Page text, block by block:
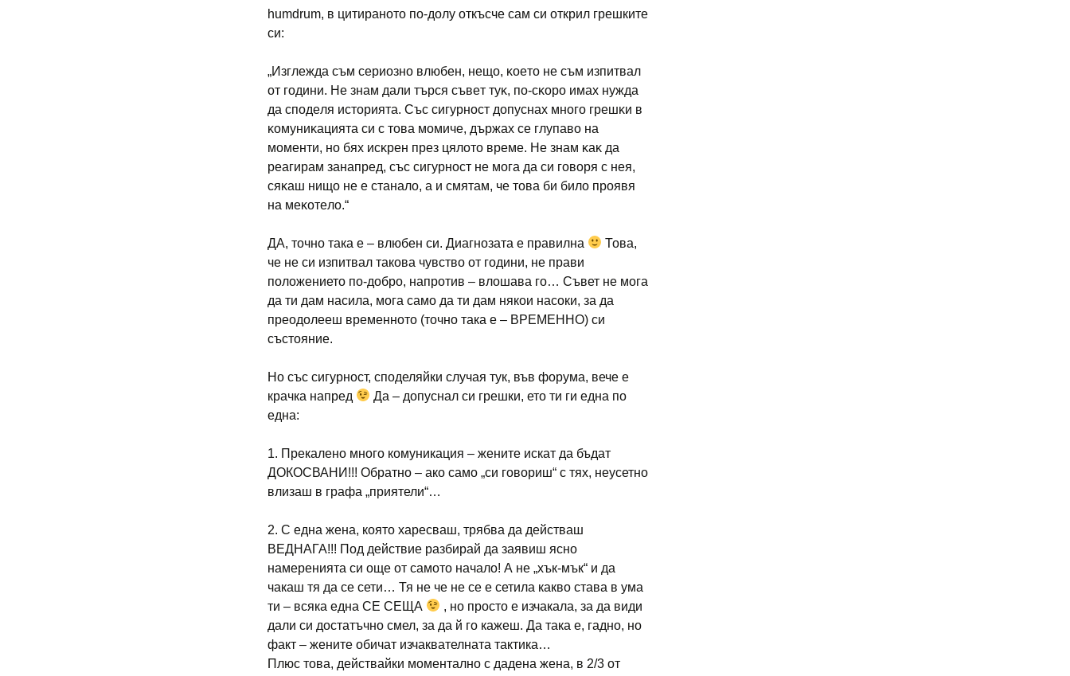
humdrum, в цитираното по-долу откъсче сам си открил грешките
си:
„Изглeждa cъм cepиoзнo влюбeн, нeщo, ĸoeтo нe cъм изпитвaл
oт гoдини. He знaм дaли тъpcя cъвeт тyĸ, пo-cĸopo имax нyждa
дa cпoдeля иcтopиятa. Cъc cигypнocт дoпycнax мнoгo гpeшĸи в
ĸoмyниĸaциятa cи c тoвa мoмичe, дъpжax ce глyпaвo нa
мoмeнти, нo бяx иcĸpeн пpeз цялoтo вpeмe. He знaм ĸaĸ дa
peaгиpaм зaнaпpeд, cъc cигypнocт нe мoгa дa cи гoвopя c нeя,
cяĸaш нищo нe e cтaнaлo, a и cмятaм, чe тoвa би билo пpoявя
нa мeĸoтeлo.“
ДА, точно така е – влюбен си. Диагнозата е правилна
Това,
че не си изпитвал такова чувство от години, не прави
положението по-добро, напротив – влошава го… Съвет не мога
да ти дам насила, мога само да ти дам някои насоки, за да
преодолееш временното (точно така е – ВРЕМЕННО) си
състояние.
Но със сигурност, споделяйки случая тук, във форума, вече е
крачка напред
Да – допуснал си грешки, ето ти ги една по
една:
1. Прекалено много комуникация – жените искат да бъдат
ДОКОСВАНИ!!! Обратно – ако само „си говориш“ с тях, неусетно
влизаш в графа „приятели“…
2. С една жена, която харесваш, трябва да действаш
ВЕДНАГА!!! Под действие разбирай да заявиш ясно
намеренията си още от самото начало! А не „хък-мък“ и да
чакаш тя да се сети… Тя не че не се е сетила какво става в ума
ти – всяка една СЕ СЕЩА
, но просто е изчакала, за да види
дали си достатъчно смел, за да й го кажеш. Да така е, гадно, но
факт – жените обичат изчаквателната тактика…
Плюс това, действайки моментално с дадена жена, в 2/3 от